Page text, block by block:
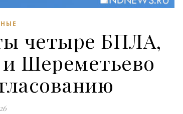
четыре БПЛА,
Шереметьево